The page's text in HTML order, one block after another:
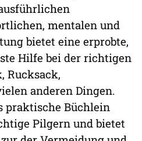
mentalen und
bietet eine erprobte,
Hilfe bei der richtigen
Rucksack,
anderen Dingen.
praktische Büchlein
Pilgern und bietet